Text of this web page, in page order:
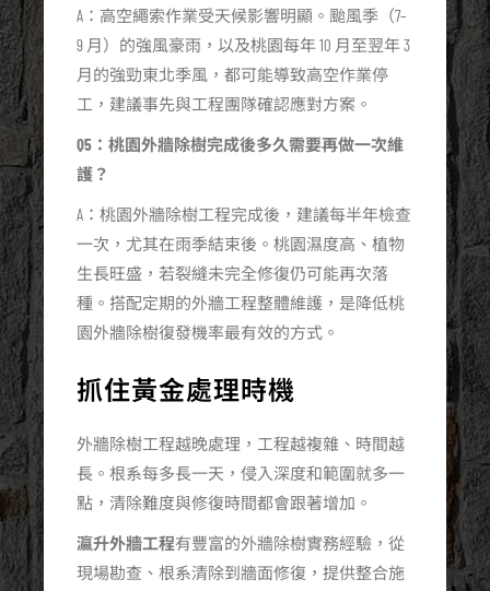
A：高空繩索作業受天候影響明顯。颱風季（7–
9 月）的強風豪雨，以及桃園每年 10 月至翌年 3
月的強勁東北季風，都可能導致高空作業停
工，建議事先與工程團隊確認應對方案。
Q5：桃園外牆除樹完成後多久需要再做一次維
護？
A：桃園外牆除樹工程完成後，建議每半年檢查
一次，尤其在雨季結束後。桃園濕度高、植物
生長旺盛，若裂縫未完全修復仍可能再次落
種。搭配定期的外牆工程整體維護，是降低桃
園外牆除樹復發機率最有效的方式。
抓住黃金處理時機
外牆除樹工程越晚處理，工程越複雜、時間越
長。根系每多長一天，侵入深度和範圍就多一
點，清除難度與修復時間都會跟著增加。
瀛升外牆工程有豐富的外牆除樹實務經驗，從
現場勘查、根系清除到牆面修復，提供整合施